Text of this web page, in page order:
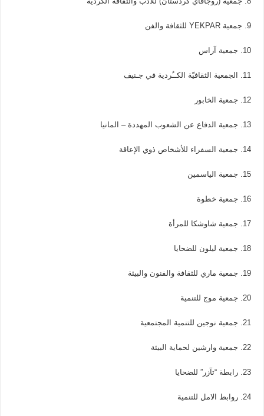
9. جمعية YEKPAR للثقافة والفن
10. جمعية آراس
11. الجمعية الثقافيّة الكــُردية في جـنيف
12. جمعية الخابور
13. جمعية الدفاع عن الشعوب المهددة – المانيا
14. جمعية السفراء للأشخاص ذوي الإعاقة
15. جمعية الياسمين
16. جمعية خطوة
17. جمعية شاوشكا للمرأة
18. جمعية ليلون للضحايا
19. جمعية ماري للثقافة والفنون والبيئة
20. جمعية موج للتنمية
21. جمعية نوجين للتنمية المجتمعية
22. جمعية وارشين لحماية البيئة
23. رابطة “تآزر” للضحايا
24. روابط الامل للتنمية